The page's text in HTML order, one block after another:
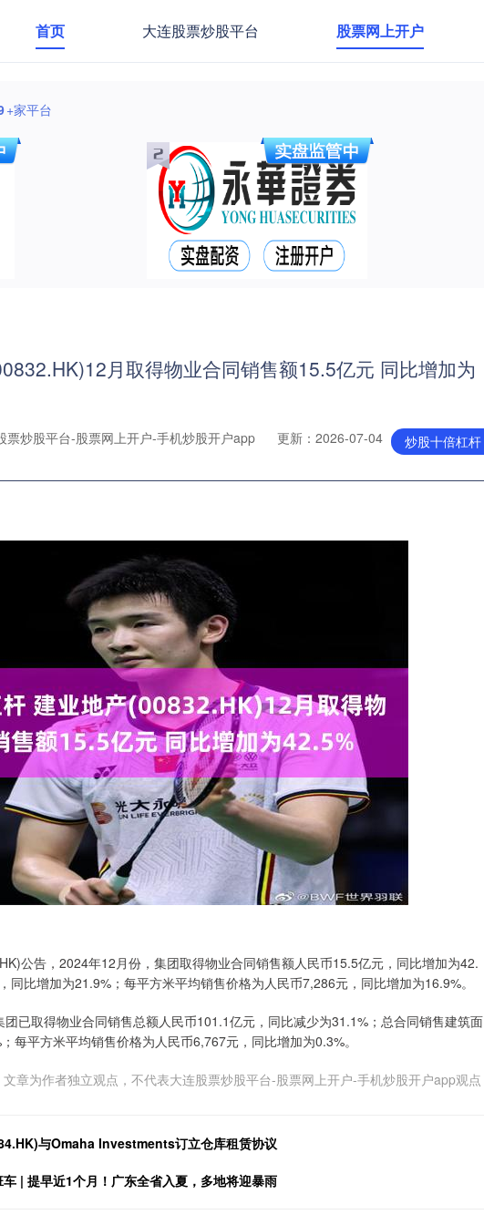
首页 大连股票炒股平台 股票网上开户
+家平台
月取得物业合同销售额15.5亿元 同比增加为
炒股十倍杠杆
票炒股平台-股票网上开户-手机炒股开户app
更新：2026-07-04
公告，2024年12月份，集团取得物业合同销售额人民币15.5亿元，同比增加为42.
比增加为21.9%；每平方米平均销售价格为人民币7,286元，同比增加为16.9%。
已取得物业合同销售总额人民币101.1亿元，同比减少为31.1%；总合同销售建筑面
每平方米平均销售价格为人民币6,767元，同比增加为0.3%。
文章为作者独立观点，不代表大连股票炒股平台-股票网上开户-手机炒股开户app观点
与Omaha Investments订立仓库租赁协议
| 提早近1个月！广东全省入夏，多地将迎暴雨